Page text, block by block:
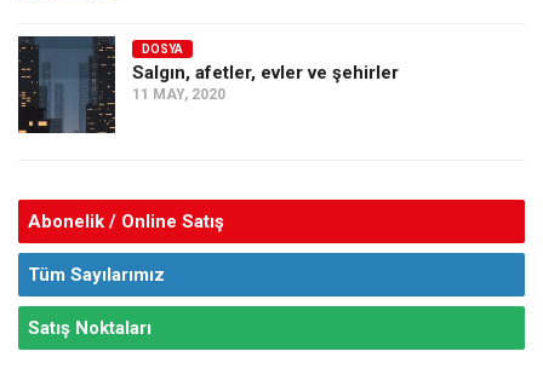
DOSYA
Salgın, afetler, evler ve şehirler
11 MAY, 2020
Abonelik / Online Satış
Tüm Sayılarımız
Satış Noktaları